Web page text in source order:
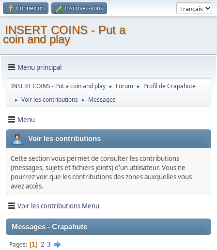
Connexion Inscrivez-vous
INSERT COINS - Put a
coin and play
Menu principal
INSERT COINS - Put a coin and play ► Forum ► Profil de Crapahute
► Voir les contributions ► Messages
Menu
Voir les contributions
Cette section vous permet de consulter les contributions
(messages, sujets et fichiers joints) d'un utilisateur. Vous ne
pourrez voir que les contributions des zones auxquelles vous
avez accès.
Voir les contributions Menu
Messages - Crapahute
Pages 1 2 3